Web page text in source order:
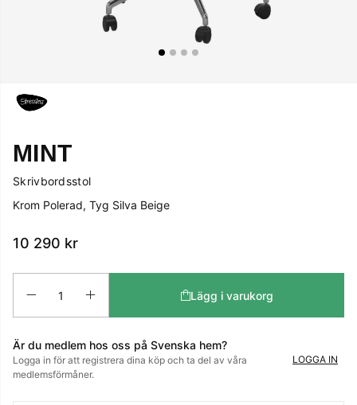
MINT
Skrivbordsstol
Krom Polerad, Tyg Silva Beige
10 290 kr
Lägg i varukorg
Är du medlem hos oss på Svenska hem?
Logga in för att registrera dina köp och ta del av våra
medlemsförmåner.
LOGGA IN